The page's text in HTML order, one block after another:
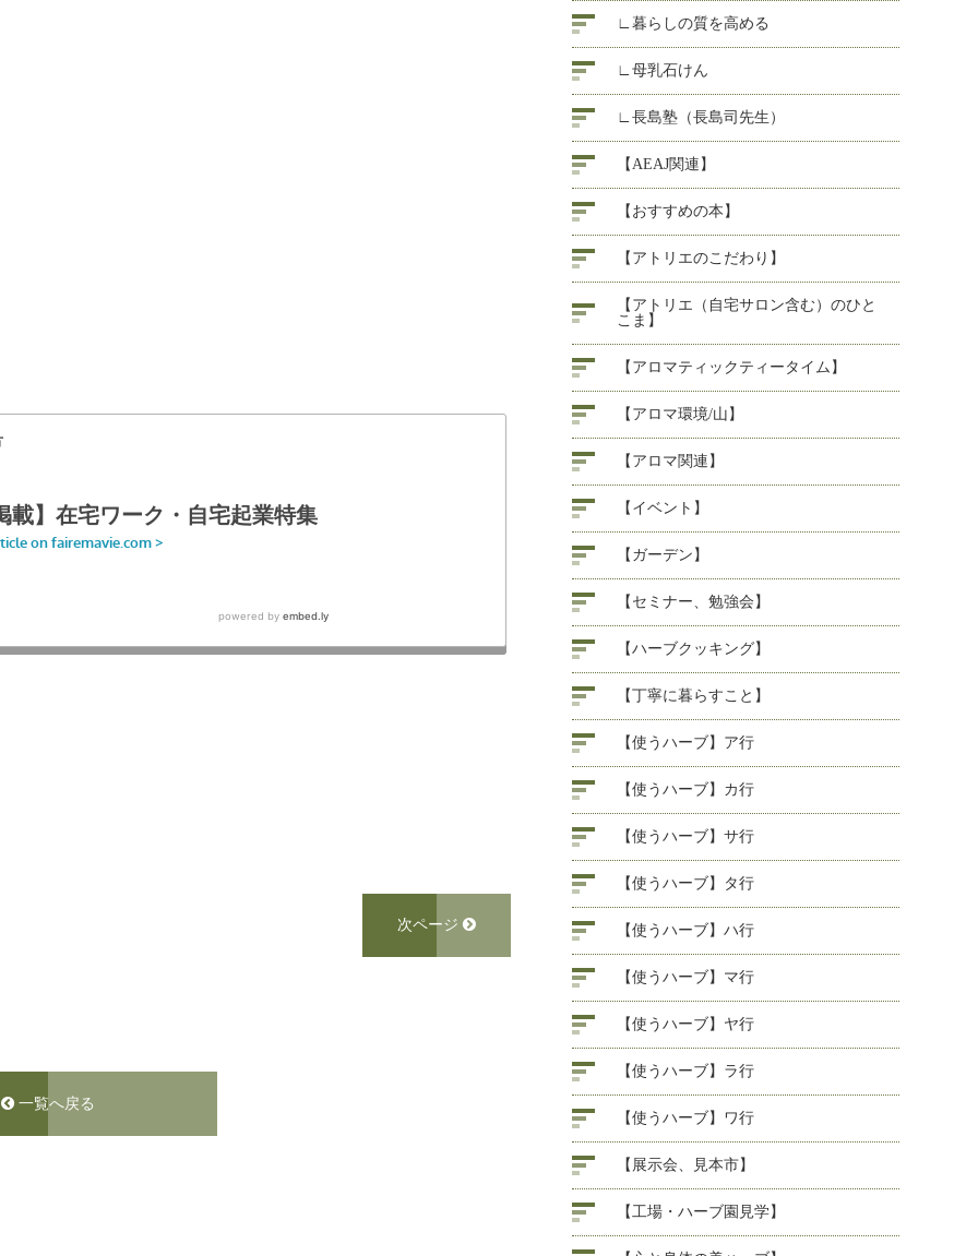
次ページ
一覧へ戻る
∟暮らしの質を高める
∟母乳石けん
∟長島塾（長島司先生）
【AEAJ関連】
【おすすめの本】
【アトリエのこだわり】
【アトリエ（自宅サロン含む）のひと
こま】
【アロマティックティータイム】
【アロマ環境/山】
【アロマ関連】
【イベント】
【ガーデン】
【セミナー、勉強会】
【ハーブクッキング】
【丁寧に暮らすこと】
【使うハーブ】ア行
【使うハーブ】カ行
【使うハーブ】サ行
【使うハーブ】タ行
【使うハーブ】ハ行
【使うハーブ】マ行
【使うハーブ】ヤ行
【使うハーブ】ラ行
【使うハーブ】ワ行
【展示会、見本市】
【工場・ハーブ園見学】